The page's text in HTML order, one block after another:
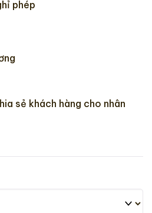
phép
sẻ khách hàng cho nhân